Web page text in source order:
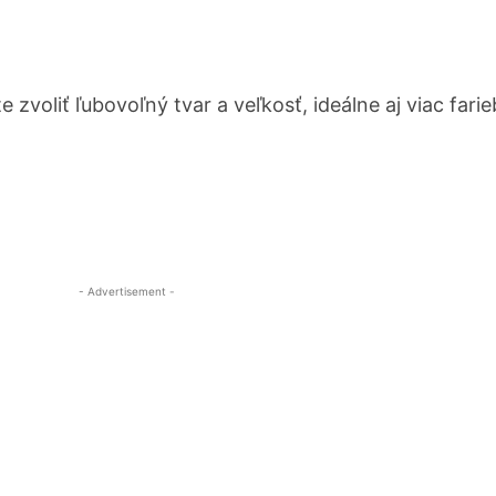
zvoliť ľubovoľný tvar a veľkosť, ideálne aj viac
- Advertisement -